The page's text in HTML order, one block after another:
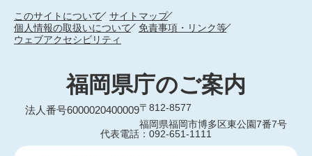
このサイトについて
サイトマップ
個人情報の取扱いについて
免責事項・リンク等
ウェブアクセシビリティ
福岡県庁のご案内
法人番号6000020400009〒812-8577
福岡県福岡市博多区東公園7番7号
代表電話：092-651-1111